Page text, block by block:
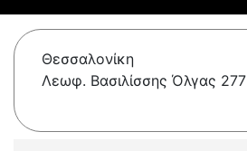
Θεσσαλονίκη
Λεωφ. Βασιλίσσης Όλγας 277